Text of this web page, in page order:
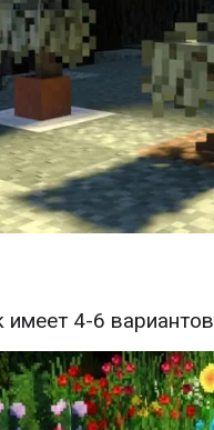
4-6 вариантов